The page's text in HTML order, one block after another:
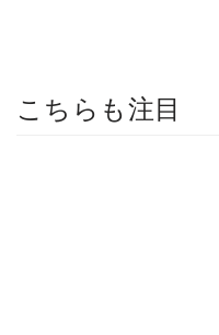
こちらも注目